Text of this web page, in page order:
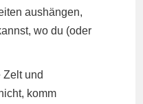
aushängen,
wo du (oder
Zelt und
komm